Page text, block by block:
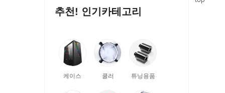
추천! 인기카테고리
케이스 쿨러 튜닝용품